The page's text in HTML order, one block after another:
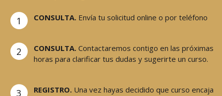
1 CONSULTA. Envía tu solicitud online o por teléfono
2 CONSULTA. Contactaremos contigo en las próximas
horas para clarificar tus dudas y sugerirte un curso.
3 REGISTRO. Una vez hayas decidido que curso encaja